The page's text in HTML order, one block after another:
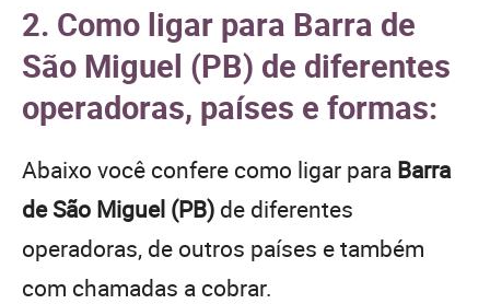
2. Como ligar para Barra de
São Miguel (PB) de diferentes
operadoras, países e formas:
Abaixo você confere como ligar para Barra
de São Miguel (PB) de diferentes
operadoras, de outros países e também
com chamadas a cobrar.